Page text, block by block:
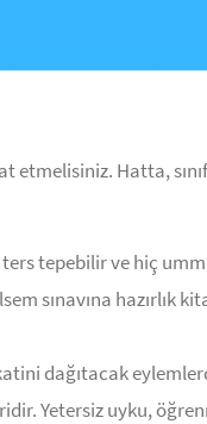
Hatta,
tepebilir ve hiç
sınavına hazırlık
dağıtacak
Yetersiz uyku,